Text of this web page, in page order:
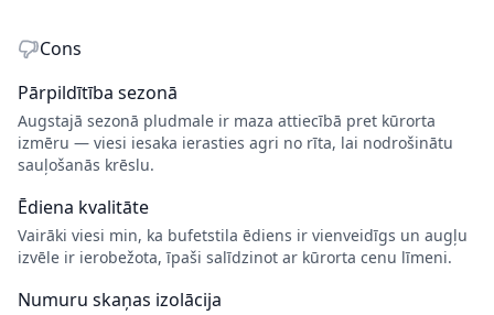
Cons
Pārpildītība sezonā
Augstajā sezonā pludmale ir maza attiecībā pret kūrorta
izmēru — viesi iesaka ierasties agri no rīta, lai nodrošinātu
sauļošanās krēslu.
Ēdiena kvalitāte
Vairāki viesi min, ka bufetstila ēdiens ir vienveidīgs un augļu
izvēle ir ierobežota, īpaši salīdzinot ar kūrorta cenu līmeni.
Numuru skaņas izolācija